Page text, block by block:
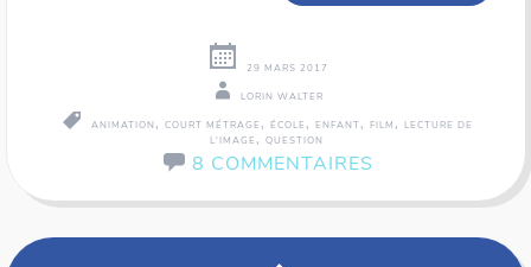
29 MARS 2017
LORIN WALTER
ANIMATION , COURT MÉTRAGE , ÉCOLE , ENFANT, FILM , LECTURE DE
L'IMAGE , QUESTION
8 COMMENTAIRES